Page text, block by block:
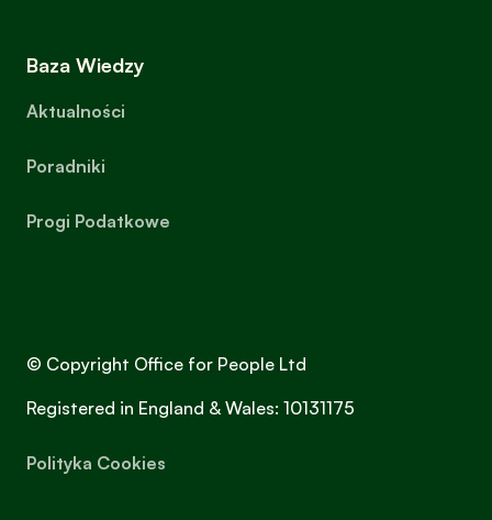
Baza Wiedzy
Aktualności
Poradniki
Progi Podatkowe
© Copyright Office for People Ltd
Registered in England & Wales: 10131175
Polityka Cookies